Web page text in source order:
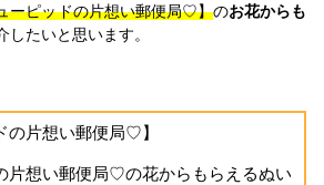
ーピッドの片想い郵便局♡】のお花からも
したいと思います。
の片想い郵便局♡】
片想い郵便局♡の花からもらえるぬい